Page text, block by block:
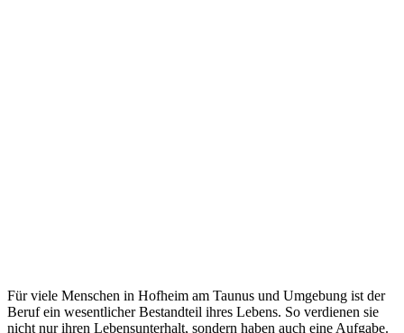
Für viele Menschen in Hofheim am Taunus und Umgebung ist der
Beruf ein wesentlicher Bestandteil ihres Lebens. So verdienen sie
nicht nur ihren Lebensunterhalt, sondern haben auch eine Aufgabe.